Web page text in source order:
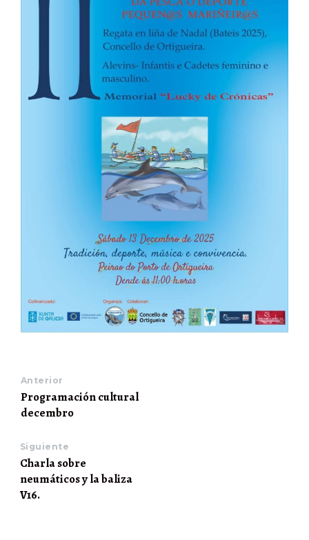
Anterior
Programación cultural
decembro
Siguiente
Charla sobre
neumáticos y la baliza
V16.